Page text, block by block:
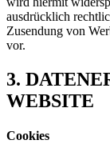
ausdrücklich
Zusendung von
vor.
3.
WEBSITE
Cookies